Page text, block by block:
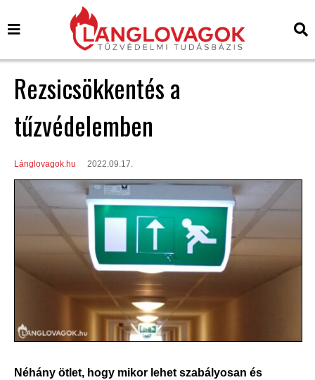
Rezsicsökkentés a
tűzvédelemben
Lánglovagok.hu 2022.09.17.
Néhány ötlet, hogy mikor lehet szabályosan és